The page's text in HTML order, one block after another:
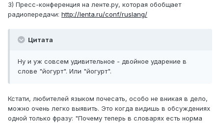
3) Пресс-конференция на ленте.ру, которая обобщает
радиопередачи: http://lenta.ru/conf/ruslang/
Цитата
Ну и уж совсем удивительное - двойное ударение в
слове "йогурт". Или "йогурт".
Кстати, любителей языком почесать, особо не вникая в дело,
можно очень легко выявить. Это когда видишь в обсуждениях
одной только фразу: "Почему теперь в словарях есть норма